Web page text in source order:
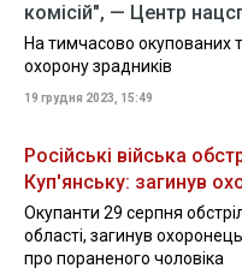
комісій", — Центр
На тимчасово окупованих
охорону зрадників
19 грудня 2023, 15:49
Російські війська
Куп'янську: загинув
Окупанти 29 серпня
області, загинув
про пораненого чоловіка